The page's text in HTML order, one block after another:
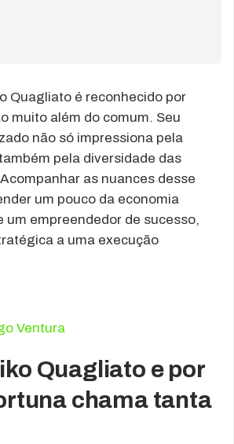
Quagliato é reconhecido por
muito além do comum. Seu
não só impressiona pela
pela diversidade das
as nuances desse
um pouco da economia
um empreendedor de sucesso,
a uma execução
Ventura
Quagliato e por
chama tanta